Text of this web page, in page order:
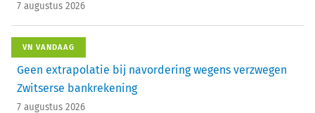
7 augustus 2026
VN VANDAAG
Geen extrapolatie bij navordering wegens verzwegen
Zwitserse bankrekening
7 augustus 2026